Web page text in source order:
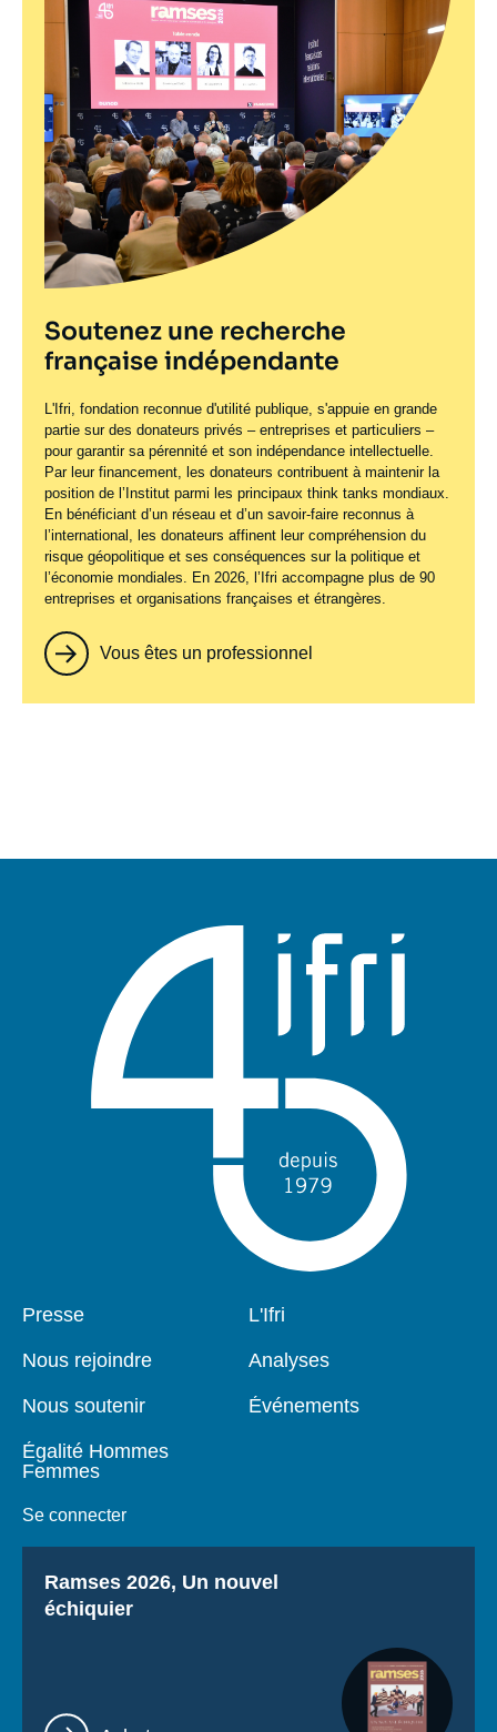
Soutenez une recherche
française indépendante
L'Ifri, fondation reconnue d'utilité publique, s'appuie en grande
partie sur des donateurs privés – entreprises et particuliers –
pour garantir sa pérennité et son indépendance intellectuelle.
Par leur financement, les donateurs contribuent à maintenir la
position de l’Institut parmi les principaux think tanks mondiaux.
En bénéficiant d’un réseau et d’un savoir-faire reconnus à
l’international, les donateurs affinent leur compréhension du
risque géopolitique et ses conséquences sur la politique et
l’économie mondiales. En 2026, l’Ifri accompagne plus de 90
entreprises et organisations françaises et étrangères.
Vous êtes un professionnel
Pied
Presse
Nous rejoindre
Nous soutenir
Égalité Hommes
Femmes
Se connecter
Navigation
L'Ifri
Analyses
Événements
Titre
Ramses 2026, Un nouvel
échiquier